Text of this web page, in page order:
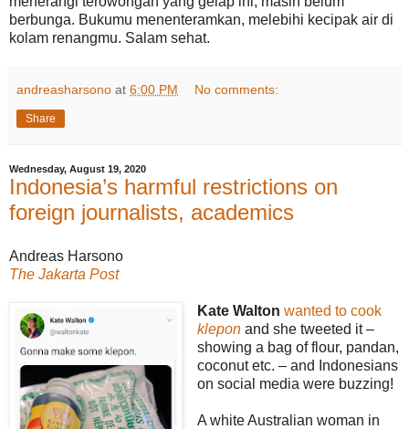
berbunga. Bukumu menenteramkan, melebihi kecipak air di
kolam renangmu. Salam sehat.
andreasharsono at 6:00 PM No comments:
Share
Wednesday, August 19, 2020
Indonesia’s harmful restrictions on
foreign journalists, academics
Andreas Harsono
The Jakarta Post
Kate Walton wanted to cook
klepon and she tweeted it –
showing a bag of flour, pandan,
coconut etc. – and Indonesians
on social media were buzzing!
A white Australian woman in